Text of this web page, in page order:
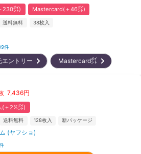
230㌽) Mastercard(＋46㌽)
送料無料 38枚入
件
エントリー Mastercard㌽
7,436円
(＋2%㌽)
送料無料 128枚入 新パッケージ
(ヤフショ)